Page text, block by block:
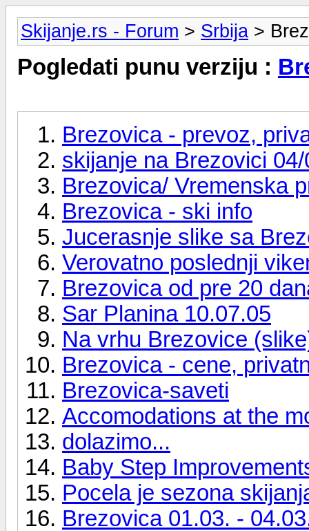
Skijanje.rs - Forum > Srbija >
Pogledati punu verziju :
Brezovica - prevoz,
skijanje na Brezovici
Brezovica/ Vremenska
Brezovica - ski info
Jucerasnje slike sa
Verovatno poslednji
Brezovica od pre 20
Sar Planina 10.07.05
Na vrhu Brezovice
Brezovica - cene,
Brezovica-saveti
Accomodations at the
dolazimo...
Baby Step
Pocela je sezona
Brezovica 01.03. -